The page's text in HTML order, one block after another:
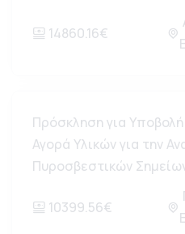
14860.16€
Πρόσκληση για
Αγορά Υλικών για την
Πυροσβεστικών
10399.56€